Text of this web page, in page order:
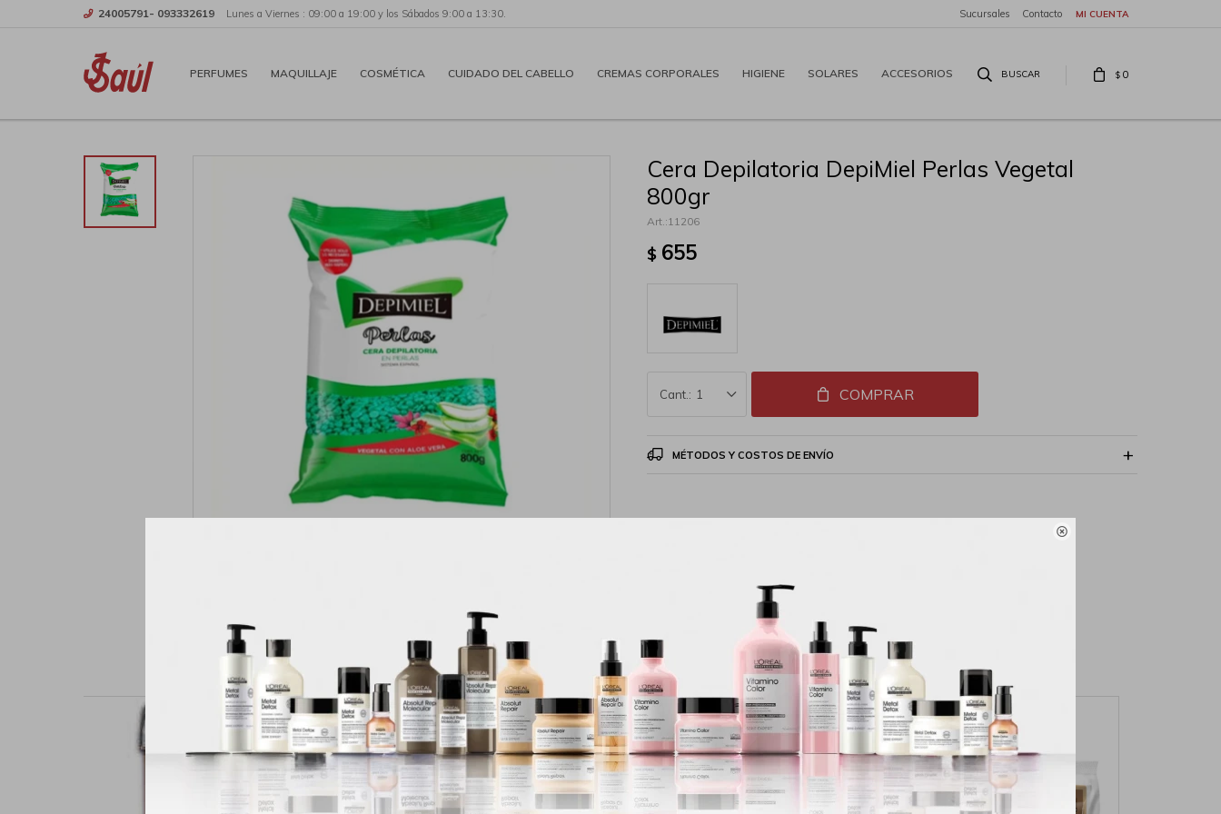

PERFUMES MAQUILLAJE COSMÉTICA CUIDADO DEL CABELLO CREMAS CORPORALES HIGIENE SOLARES ACCESORIOS $ 0
24005791- 093332619 Lunes a Viernes : 09:00 a 19:00 y los Sábados 9:00 a 13:30. Sucursales Contacto
Cera Depilatoria DepiMiel Perlas Vegetal
800gr
11206
$ 655
1 COMPRAR
MÉTODOS Y COSTOS DE ENVÍO
Productos que te pueden interesar